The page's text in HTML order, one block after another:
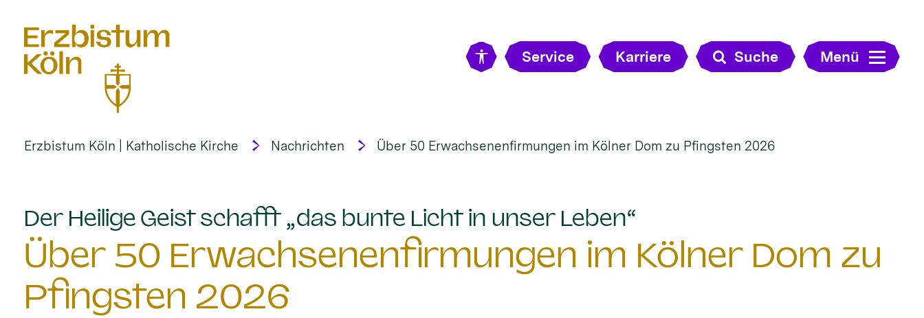
Service Karriere Suche Menü
Erzbistum Köln | Katholische Kirche Nachrichten Über 50 Erwachsenenfirmungen im Kölner Dom zu Pfingsten 2026
Der Heilige Geist schafft „das bunte Licht in unser Leben“
Über 50 Erwachsenenfirmungen im Kölner Dom zu
Pfingsten 2026